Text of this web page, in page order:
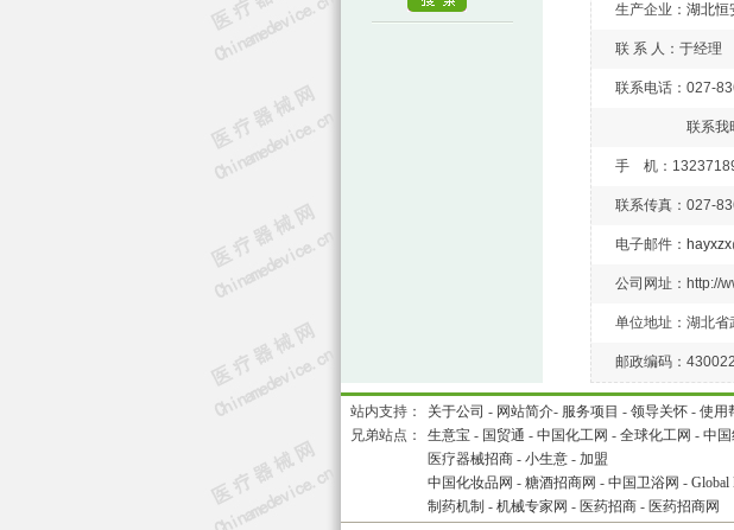
生产企业： 湖北恒
联 系 人：于经理
联系电话：027-
联系我
手 机：
联系传真：027-
电子邮件：
公司网址：http://
单位地址：湖北
邮政编码：430022
站内支持： 关于公司 - 网站简介- 服务项目 - 领导关怀 - 使用
兄弟站点：
生意宝 - 国贸通 - 中国化工网 - 全球化工网 - 中国
医疗器械招商 - 小生意 - 加盟
中国化妆品网 - 糖酒招商网 - 中国卫浴网 - Global
制药机制 - 机械专家网 - 医药招商 - 医药招商网